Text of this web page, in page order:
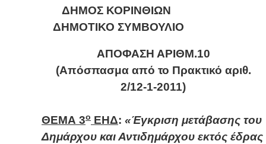
ΔΗΜΟΣ ΚΟΡΙΝΘΙΩΝ
ΔΗΜΟΤΙΚΟ ΣΥΜΒΟΥΛΙΟ
ΑΠΟΦΑΣΗ ΑΡΙΘΜ.10
(Απόσπασμα από το Πρακτικό αριθ.
2/12-1-2011)
ΘΕΜΑ 3ο ΕΗΔ: «Έγκριση μετάβασης του
Δημάρχου και Αντιδημάρχου εκτός έδρας